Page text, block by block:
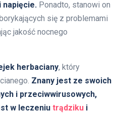
napięcie. Ponadto, stanowi on
się z problemami
jakość nocnego
herbaciany, który
Znany jest ze swoich
i przeciwwirusowych,
w leczeniu trądziku i